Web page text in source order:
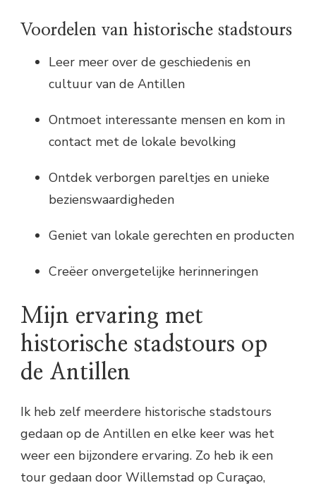
Voordelen van historische stadstours
Leer meer over de geschiedenis en
cultuur van de Antillen
Ontmoet interessante mensen en kom in
contact met de lokale bevolking
Ontdek verborgen pareltjes en unieke
bezienswaardigheden
Geniet van lokale gerechten en producten
Creëer onvergetelijke herinneringen
Mijn ervaring met
historische stadstours op
de Antillen
Ik heb zelf meerdere historische stadstours
gedaan op de Antillen en elke keer was het
weer een bijzondere ervaring. Zo heb ik een
tour gedaan door Willemstad op Curaçao,